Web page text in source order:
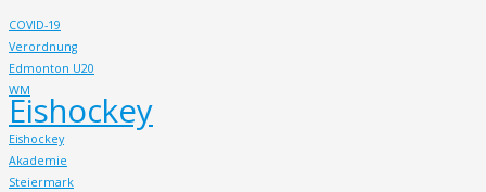
COVID-19
Verordnung
Edmonton U20
WM
Eishockey
Eishockey
Akademie
Steiermark